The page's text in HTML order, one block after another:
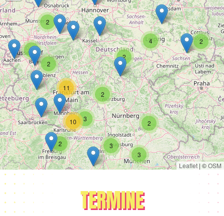
2
2
8
4
2
3
3
2
2
2
11
2
3
10
Leaflet | ©OSM
TERMINE